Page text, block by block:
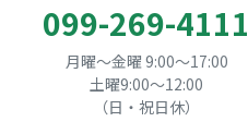
099-269-4111
月曜～金曜 9:00～17:00
土曜9:00〜12:00
（日・祝日休）